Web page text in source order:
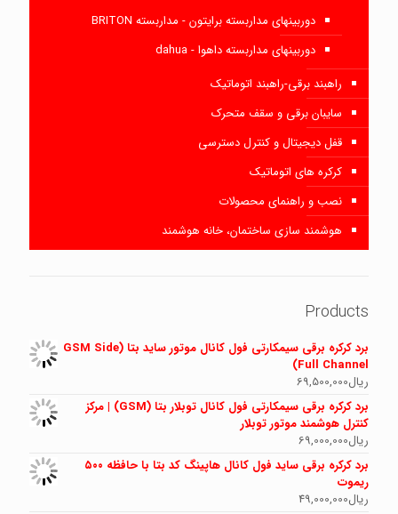
دوربینهای مداربسته برایتون - مداربسته BRITON
دوربینهای مداربسته داهوا - dahua
راهبند برقی-راهبند اتوماتیک
سایبان برقی و سقف متحرک
قفل دیجیتال و کنترل دسترسی
کرکره های اتوماتیک
نصب و راهنمای محصولات
هوشمند سازی ساختمان، خانه هوشمند
Products
برد کرکره برقی سیمکارتی فول کانال موتور ساید بتا (GSM Side
Full Channel)
ریال69,500,000
برد کرکره برقی سیمکارتی فول کانال توبلار بتا (GSM) | مرکز
کنترل هوشمند موتور توبلار
ریال69,000,000
برد کرکره برقی ساید فول کانال هاپینگ کد بتا با حافظه ۵۰۰
ریموت
ریال49,000,000